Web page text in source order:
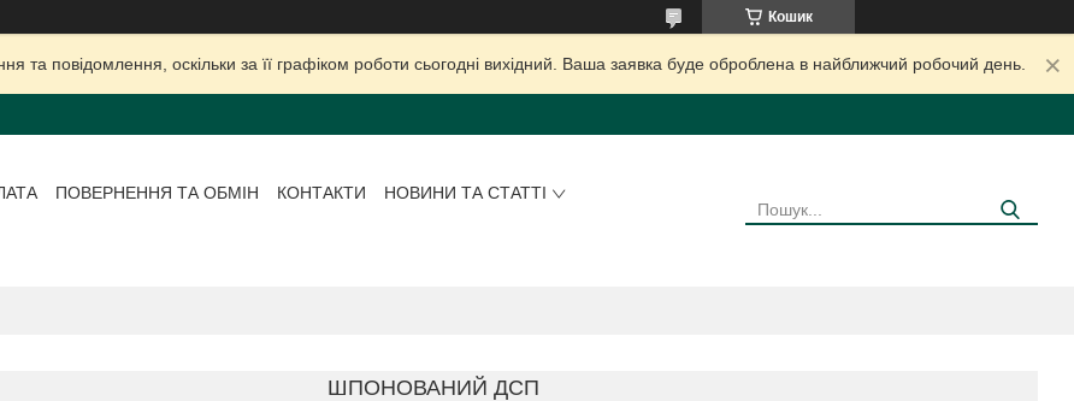
Кошик
та повідомлення, оскільки за її графіком роботи сьогодні вихідний. Ваша заявка буде оброблена в найближчий робочий день.
ПОВЕРНЕННЯ ТА ОБМІН КОНТАКТИ
НОВИНИ ТА СТАТТІ
ШПОНОВАНИЙ ДСП